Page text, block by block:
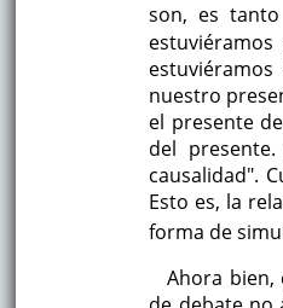
son, es
nuestro
el presente
del
causalidad".
Esto es, la
forma de
Ahora